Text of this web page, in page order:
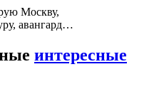
Москву,
авангард…
интересные